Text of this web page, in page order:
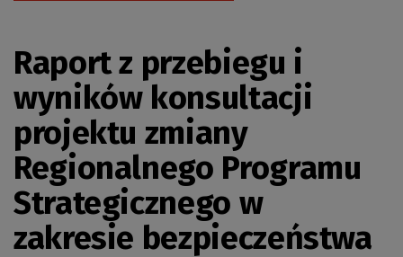
Raport z przebiegu i
wyników konsultacji
projektu zmiany
Regionalnego Programu
Strategicznego w
zakresie bezpieczeństwa